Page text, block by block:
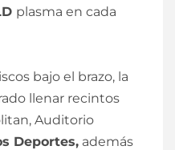
plasma en cada
bajo el brazo, la
llenar recintos
Auditorio
Deportes, además